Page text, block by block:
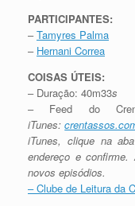
PARTICIPANTES:
–Tamyres Palma
– Hernani Correa
COISAS ÚTEIS:
– Duração: 40m33s
– Feed do
iTunes:
iTunes, clique na
endereço e
novos episódios.
– Clube de Leitura da